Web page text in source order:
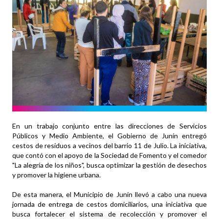
En un trabajo conjunto entre las direcciones de Servicios
Públicos y Medio Ambiente, el Gobierno de Junín entregó
cestos de residuos a vecinos del barrio 11 de Julio. La iniciativa,
que contó con el apoyo de la Sociedad de Fomento y el comedor
"La alegría de los niños", busca optimizar la gestión de desechos
y promover la higiene urbana.
De esta manera, el Municipio de Junín llevó a cabo una nueva
jornada de entrega de cestos domiciliarios, una iniciativa que
busca fortalecer el sistema de recolección y promover el